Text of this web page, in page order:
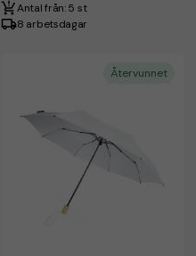
Antal från: 5 st
8 arbetsdagar
Återvunnet